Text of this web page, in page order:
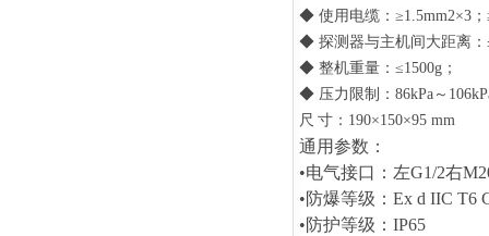
◆ 使用电缆：≥1.5mm2×3
◆ 探测器与主机间大距离：
◆ 整机重量：≤1500g；
◆ 压力限制：86kPa～
尺 寸：190×150×95 mm
通用参数：
•电气接口：左G1/2右
•防爆等级：Ex d IIC T6
•防护等级：IP65